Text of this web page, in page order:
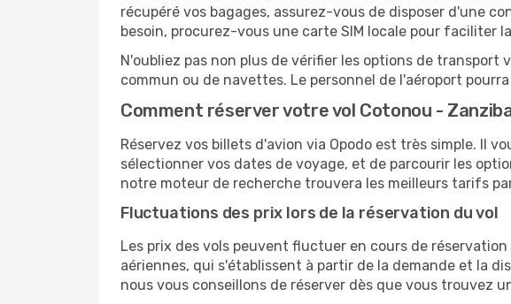
récupéré vos bagages, assurez-vous de disposer d'une
besoin, procurez-vous une carte SIM locale pour faciliter
N'oubliez pas non plus de vérifier les options de
commun ou de navettes. Le personnel de l'aéroport
Comment réserver votre vol Cotonou -
Réservez vos billets d'avion via Opodo est très simple. Il
sélectionner vos dates de voyage, et de parcourir les
notre moteur de recherche trouvera les meilleurs tarifs
Fluctuations des prix lors de la réservation du vol
Les prix des vols peuvent fluctuer en cours de
aériennes, qui s'établissent à partir de la demande et la
nous vous conseillons de réserver dès que vous trouvez